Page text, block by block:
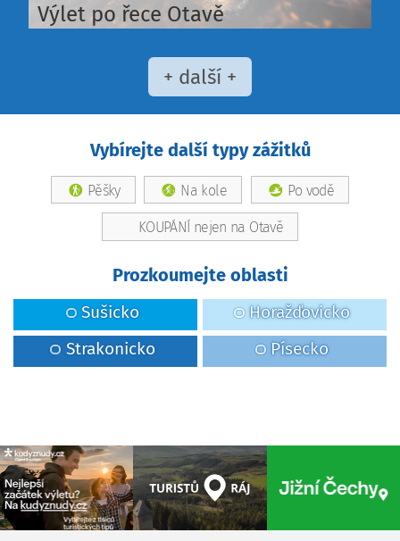
Výlet po řece Otavě
+ další +
Vybírejte další typy zážitků
Pěšky Na kole Po vodě
KOUPÁNÍ nejen na Otavě
Prozkoumejte oblasti
Sušicko
Horažďovicko
Strakonicko
Písecko